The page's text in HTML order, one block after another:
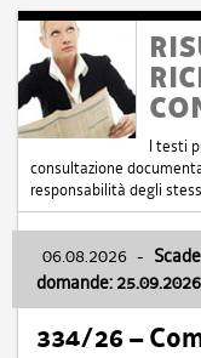
I testi
consultazione
responsabilità degli
06.08.2026 -
domande:
334/26 –